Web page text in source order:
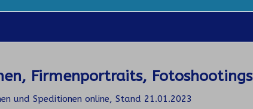
Firmenportraits, Fotoshootings
und Speditionen online, Stand 21.01.2023